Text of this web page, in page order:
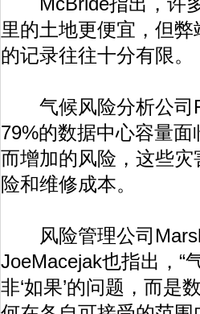
里的土地更便宜，但
的记录往往十分有限。
气候风险分析公司
79%的数据中心容量
而增加的风险，这些
险和维修成本。
风险管理公司
JoeMacejak也指出，“
非‘如果’的问题，而是